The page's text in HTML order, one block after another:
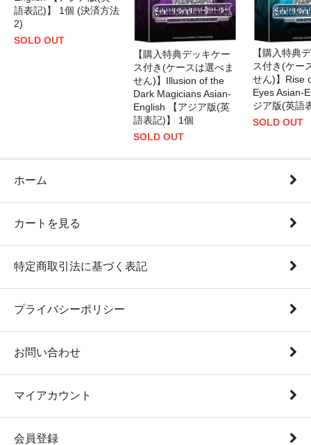
語表記)】 1個 (決済方法
2)
SOLD OUT
【購入特典デッキケー
ス付き(ケースは選べま
せん)】Illusion of the
Dark Magicians Asian-
English 【アジア版(英
語表記)】 1個
SOLD OUT
【購入特典
ス付き(ケー
せん)】Rise
Eyes Asian-
ジア版(英語
SOLD OUT
ホーム
カートを見る
特定商取引法に基づく表記
プライバシーポリシー
お問い合わせ
マイアカウント
会員登録